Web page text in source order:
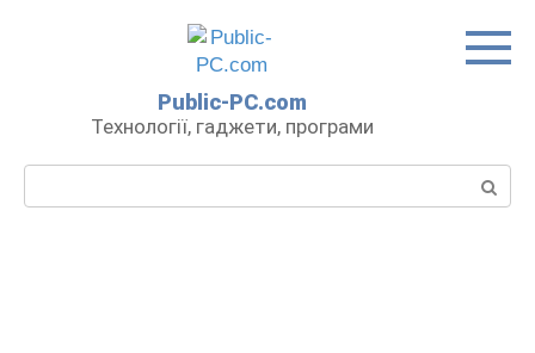
Public-PC.com
Технології, гаджети, програми